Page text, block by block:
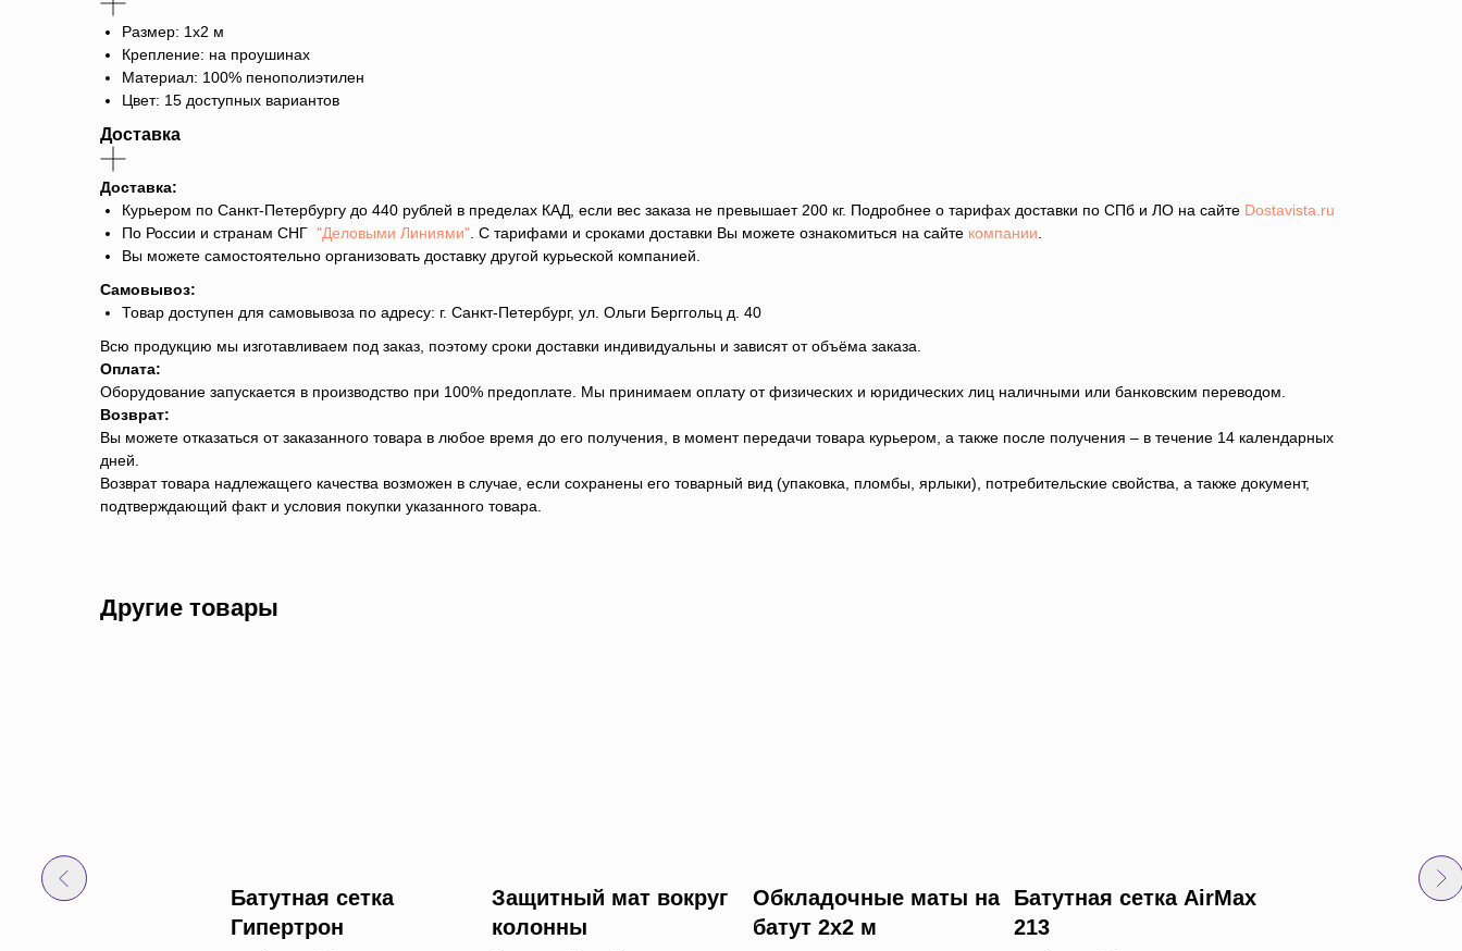
Размер: 1х2 м
Крепление: на проушинах
Материал: 100% пенополиэтилен
Цвет: 15 доступных вариантов
Доставка
Доставка:
Курьером по Санкт-Петербургу до 440 рублей в пределах КАД, если вес заказа не превышает 200 кг. Подробнее о тарифах доставки по СПб и ЛО на сайте Dostavista.ru
По России и странам СНГ "Деловыми Линиями" . С тарифами и сроками доставки Вы можете ознакомиться на сайте компании
Вы можете самостоятельно организовать доставку другой курьеской компанией.
Самовывоз:
Товар доступен для самовывоза по адресу: г. Санкт-Петербург, ул. Ольги Берггольц д. 40
Всю продукцию мы изготавливаем под заказ, поэтому сроки доставки индивидуальны и зависят от объёма заказа.
Оплата:
Оборудование запускается в производство при 100% предоплате. Мы принимаем оплату от физических и юридических лиц наличными или банковским переводом.
Возврат:
Вы можете отказаться от заказанного товара в любое время до его получения, в момент передачи товара курьером, а также после получения – в течение 14 календарных
дней.
Возврат товара надлежащего качества возможен в случае, если сохранены его товарный вид (упаковка, пломбы, ярлыки), потребительские свойства, а также документ,
подтверждающий факт и условия покупки указанного товара.
Другие товары
на стойках 5х3
Батутная сетка
Гипертрон
Защитный мат вокруг
колонны
Обкладочные маты на
батут 2х2 м
Батутная сетка AirMax
213
Батутная сетка